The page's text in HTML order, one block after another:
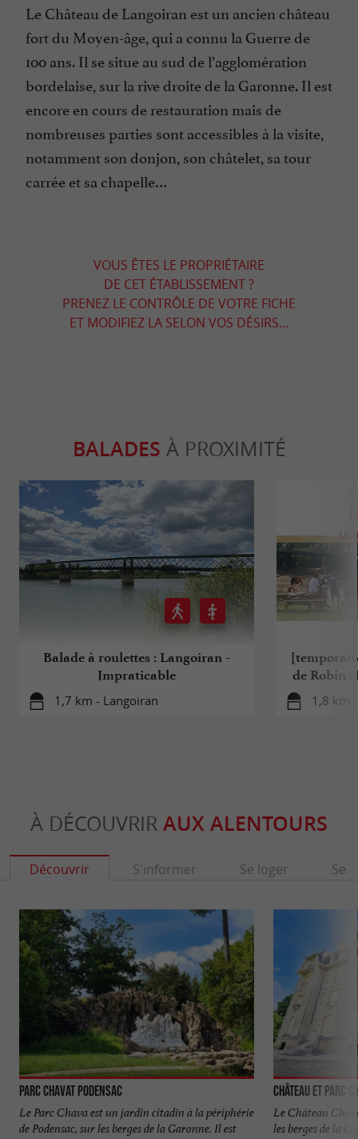
Le Château de Langoiran est un ancien château
fort du Moyen-âge, qui a connu la Guerre de
100 ans. Il se situe au sud de l’agglomération
bordelaise, sur la rive droite de la Garonne. Il est
encore en cours de restauration mais de
nombreuses parties sont accessibles à la visite,
notamment son donjon, son châtelet, sa tour
carrée et sa chapelle…
VOUS ÊTES LE PROPRIÉTAIRE
DE CET ÉTABLISSEMENT ?
PRENEZ LE CONTRÔLE DE VOTRE FICHE
ET MODIFIEZ LA SELON VOS DÉSIRS...
BALADES À PROXIMITÉ
Balade à roulettes : Langoiran -
Impraticable
1,7 km - Langoiran
de Robin :
1,8 km
À DÉCOUVRIR AUX ALENTOURS
Découvrir S'informer Se loger Se
Parc Chavat Podensac
Le Parc Chava est un jardin citadin à la périphérie
de Podensac, sur les berges de la Garonne. Il est
Château et Parc
Le Château
les berges de la